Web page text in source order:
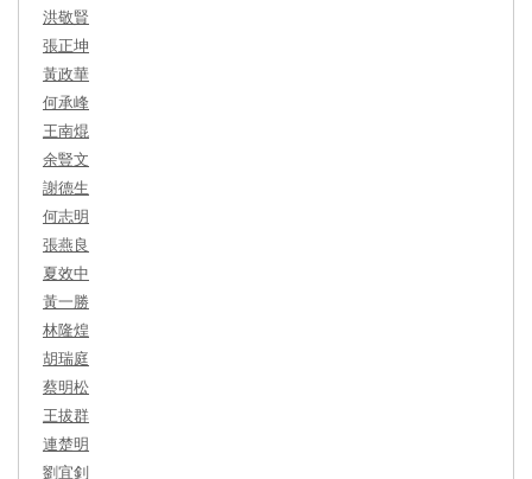
洪敬賢
張正坤
黃政華
何承峰
王南焜
余豎文
謝德生
何志明
張燕良
夏效中
黃一勝
林隆煌
胡瑞庭
蔡明松
王拔群
連楚明
劉宜釗